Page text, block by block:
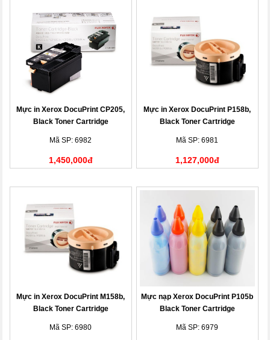
Mực in Xerox DocuPrint CP205,
Black Toner Cartridge
Mã SP: 6982
1,450,000đ
Mực in Xerox DocuPrint P158b,
Black Toner Cartridge
Mã SP: 6981
1,127,000đ
Mực in Xerox DocuPrint M158b,
Black Toner Cartridge
Mã SP: 6980
Mực nạp Xerox DocuPrint P105b
Black Toner Cartridge
Mã SP: 6979